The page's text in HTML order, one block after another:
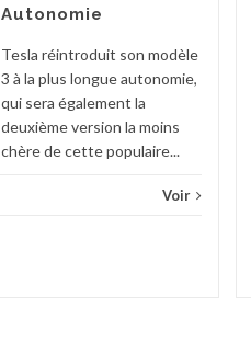
Autonomie
Tesla réintroduit son modèle
3 à la plus longue autonomie,
qui sera également la
deuxième version la moins
chère de cette populaire...
Voir